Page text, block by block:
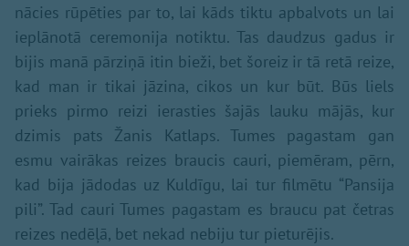
nācies rūpēties par to, lai kāds tiktu apbalvots un lai
ieplānotā ceremonija notiktu. Tas daudzus gadus ir
bijis manā pārziņā itin bieži, bet šoreiz ir tā retā reize,
kad man ir tikai jāzina, cikos un kur būt. Būs liels
prieks pirmo reizi ierasties šajās lauku mājās, kur
dzimis pats Žanis Katlaps. Tumes pagastam gan
esmu vairākas reizes braucis cauri, piemēram, pērn,
kad bija jādodas uz Kuldīgu, lai tur filmētu “Pansija
pili”. Tad cauri Tumes pagastam es braucu pat četras
reizes nedēļā, bet nekad nebiju tur pieturējis.